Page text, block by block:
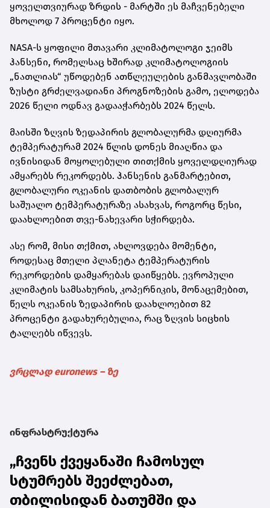
ყოველთვიურად ზრდის - მარტში ეს მაჩვენებელი
მხოლოდ 7 პროცენტი იყო.
NASA-ს ყოფილი მთავარი კლიმატოლოგი ჯეიმს
ჰანსენი, რომელსაც ხშირად კლიმატოლოგიის
„ნათლიას“ უწოდებენ ათწლეულების განმავლობაში
ზუსტი გრძელვადიანი პროგნოზების გამო, ელოდება
2026 წელი ოდნავ გადააჭარბებს 2024 წელს.
მაისში ზღვის ზედაპირის გლობალურმა დღიურმა
ტემპერატურამ 2024 წლის დონეს მიაღწია და
ივნისიდან მოყოლებული თითქმის ყოველდღიურად
ამყარებს რეკორდებს. ჰანსენის განმარტებით,
გლობალური ოკეანის დათბობის გლობალურ
საშუალო ტემპერატურაზე ასახვას, როგორც წესი,
დაახლოებით თვე-ნახევარი სჭირდება.
ასე რომ, მისი თქმით, ახლოვდება მომენტი,
როდესაც მთელი პლანეტა ტემპერატურის
რეკორდების დამყარებას დაიწყებს. ევროპული
კლიმატის სამსახურის, კოპერნიკის, მონაცემებით,
წელს ოკეანის ზედაპირის დაახლოებით 82
პროცენტი გადახურებულია, რაც ზღვის სიცხის
ტალღებს იწვევს.
ვრცლად euronews – ზე
ინფრასტრუქტურა
„ჩვენს ქვეყანაში ჩამოსულ
სტუმრებს შეეძლებათ,
თბილისიდან ბათუმში და